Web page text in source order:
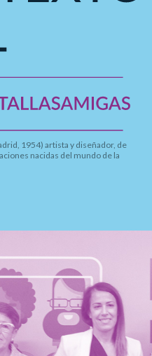
1954) artista y diseñador, de
nacidas del mundo de la